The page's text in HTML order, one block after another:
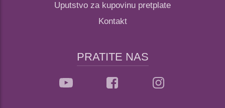
Uputstvo za kupovinu pretplate
Kontakt
PRATITE NAS